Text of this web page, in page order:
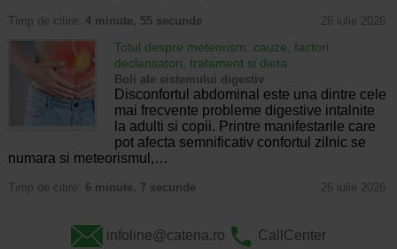
Timp de citire: 4 minute, 55 secunde 26 iulie 2026
Totul despre meteorism: cauze, factori
declansatori, tratament si dieta
Boli ale sistemului digestiv
Disconfortul abdominal este una dintre cele
mai frecvente probleme digestive intalnite
la adulti si copii. Printre manifestarile care
pot afecta semnificativ confortul zilnic se
numara si meteorismul,…
Timp de citire: 6 minute, 7 secunde 26 iulie 2026
infoline@catena.ro CallCenter